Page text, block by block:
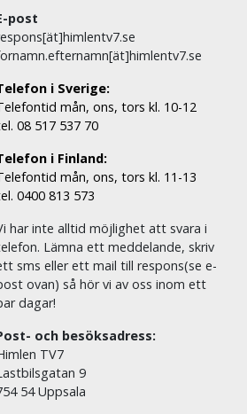
post
i Sverige:
mån, ons, tors kl. 10-12
08 517 537 70
i Finland:
mån, ons, tors kl. 11-13
0400 813 573
har inte alltid möjlighet att svara i
Lämna ett meddelande, skriv
sms eller ett mail till respons(se e-
ovan) så hör vi av oss inom ett
dagar!
och besöksadress:
TV7
9
54 Uppsala